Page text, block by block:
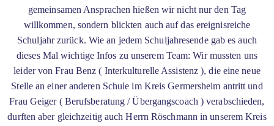
gemeinsamen Ansprachen hießen wir nicht nur den Tag
willkommen, sondern blickten auch auf das ereignisreiche
Schuljahr zurück. Wie an jedem Schuljahresende gab es auch
dieses Mal wichtige Infos zu unserem Team: Wir mussten uns
leider von Frau Benz ( Interkulturelle Assistenz ), die eine neue
Stelle an einer anderen Schule im Kreis Germersheim antritt und
Frau Geiger ( Berufsberatung / Übergangscoach ) verabschieden,
durften aber gleichzeitig auch Herrn Röschmann in unserem Kreis